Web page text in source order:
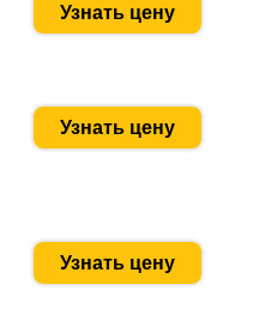
Узнать цену
Узнать цену
Узнать цену